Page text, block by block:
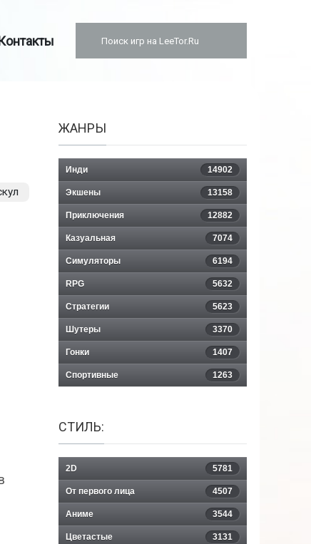
ЖАНРЫ
Инди 14902
Экшены 13158
Приключения 12882
Казуальная 7074
Симуляторы 6194
RPG 5632
Стратегии 5623
Шутеры 3370
Гонки 1407
Спортивные 1263
СТИЛЬ:
2D 5781
От первого лица 4507
Аниме 3544
Цветастые 3131